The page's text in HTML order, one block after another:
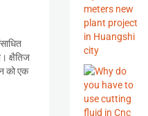
क्षैतिज
को एक